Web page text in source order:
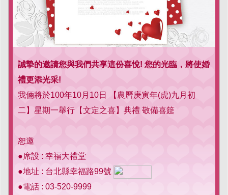
誠摯的邀請您與我們共享這份喜悅! 您的光臨，將使婚
禮更添光采!
我倆將於100年10月10日 【農曆庚寅年(虎)九月初
二】星期一舉行【文定之喜】典禮 敬備喜筵
恕邀
●席設 : 幸福大禮堂
●地址 : 台北縣幸福路99號
●電話 : 03-520-9999